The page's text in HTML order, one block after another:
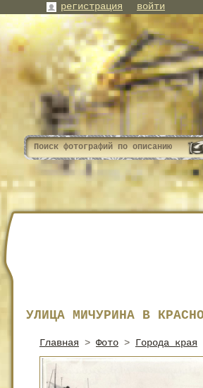
УЛИЦА МИЧУРИНА В
Главная > Фото > Города края
регистрация войти